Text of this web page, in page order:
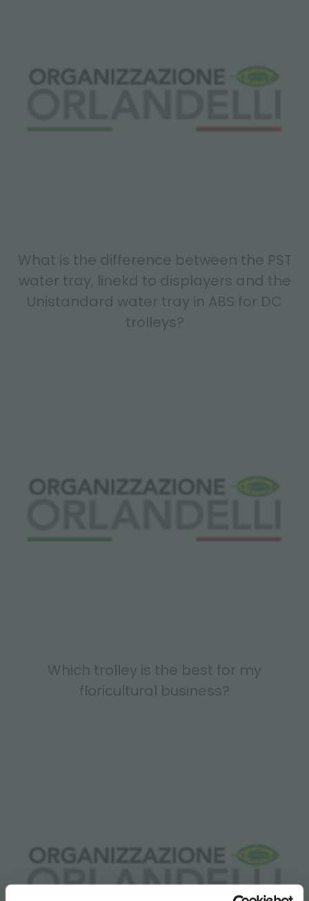
What is the difference between the PST
water tray, linekd to displayers and the
Unistandard water tray in ABS for DC
trolleys?
Which trolley is the best for my
floricultural business?